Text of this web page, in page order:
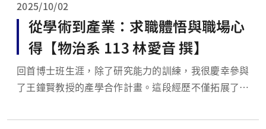
2025/10/02
從學術到產業：求職體悟與職場心
得【物治系 113 林愛音 撰】
回首博士班生涯，除了研究能力的訓練，我很慶幸參與
了王鐘賢教授的產學合作計畫。這段經歷不僅拓展了我
域。當時未曾想過，課堂外的實務接觸竟成為畢業後職